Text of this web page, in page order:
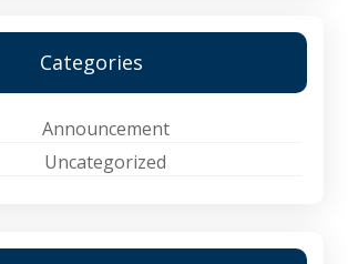
Categories
Announcement
Uncategorized